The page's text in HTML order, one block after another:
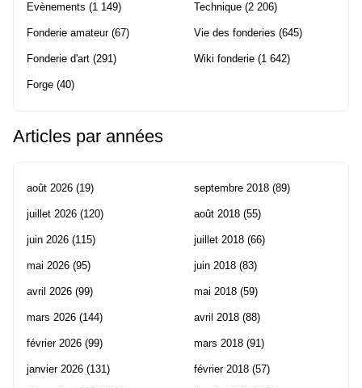
Evènements (1 149)
Fonderie amateur(67)
Fonderie d'art (291)
Forge (40)
Technique (2 206)
Vie des fonderies (645)
Wiki fonderie (1 642)
Articles par années
août 2026 (19)
juillet 2026 (120)
juin 2026 (115)
mai 2026 (95)
avril 2026 (99)
mars 2026 (144)
février 2026 (99)
janvier 2026 (131)
septembre 2018 (89)
août 2018 (55)
juillet 2018 (66)
juin 2018 (83)
mai 2018 (59)
avril 2018 (88)
mars 2018 (91)
février 2018 (57)